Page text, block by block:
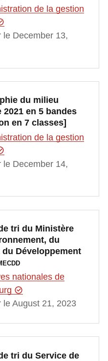
de la gestion
le December 13,
du milieu
2021 en 5 bandes
en 7 classes]
de la gestion
le December 14,
tri du Ministère
du
Développement
nationales de
le August 21, 2023
tri du Service de